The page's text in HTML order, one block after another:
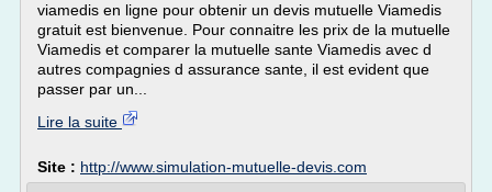
viamedis en ligne pour obtenir un devis mutuelle Viamedis
gratuit est bienvenue. Pour connaitre les prix de la mutuelle
Viamedis et comparer la mutuelle sante Viamedis avec d
autres compagnies d assurance sante, il est evident que
passer par un...
Lire la suite
Site : http://www.simulation-mutuelle-devis.com